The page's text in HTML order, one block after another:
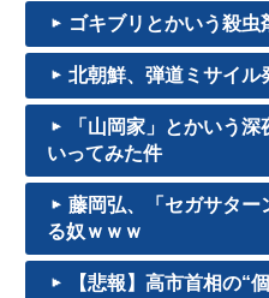
ゴキブリとかいう殺虫
北朝鮮、弾道ミサイル
「山岡家」とかいう
いってみた件
藤岡弘、「セガサタ
る奴ｗｗｗ
【悲報】高市首相の“